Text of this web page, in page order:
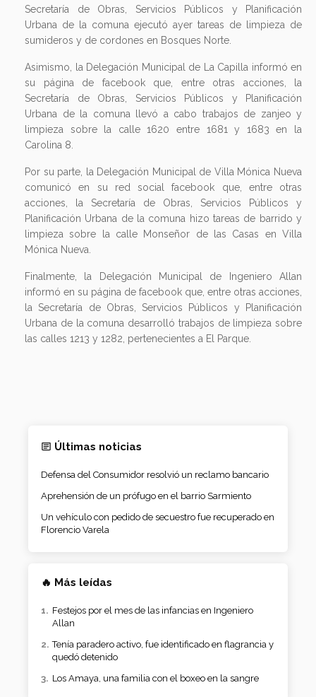
Secretaría de Obras, Servicios Públicos y Planificación
Urbana de la comuna ejecutó ayer tareas de limpieza de
sumideros y de cordones en Bosques Norte.
Asimismo, la Delegación Municipal de La Capilla informó en
su página de facebook que, entre otras acciones, la
Secretaría de Obras, Servicios Públicos y Planificación
Urbana de la comuna llevó a cabo trabajos de zanjeo y
limpieza sobre la calle 1620 entre 1681 y 1683 en la
Carolina 8.
Por su parte, la Delegación Municipal de Villa Mónica Nueva
comunicó en su red social facebook que, entre otras
acciones, la Secretaría de Obras, Servicios Públicos y
Planificación Urbana de la comuna hizo tareas de barrido y
limpieza sobre la calle Monseñor de las Casas en Villa
Mónica Nueva.
Finalmente, la Delegación Municipal de Ingeniero Allan
informó en su página de facebook que, entre otras acciones,
la Secretaría de Obras, Servicios Públicos y Planificación
Urbana de la comuna desarrolló trabajos de limpieza sobre
las calles 1213 y 1282, pertenecientes a El Parque.
Últimas noticias
Defensa del Consumidor resolvió un reclamo bancario
Aprehensión de un prófugo en el barrio Sarmiento
Un vehículo con pedido de secuestro fue recuperado en
Florencio Varela
🔥 Más leídas
Festejos por el mes de las infancias en Ingeniero
Allan
Tenía paradero activo, fue identificado en flagrancia y
quedó detenido
Los Amaya, una familia con el boxeo en la sangre